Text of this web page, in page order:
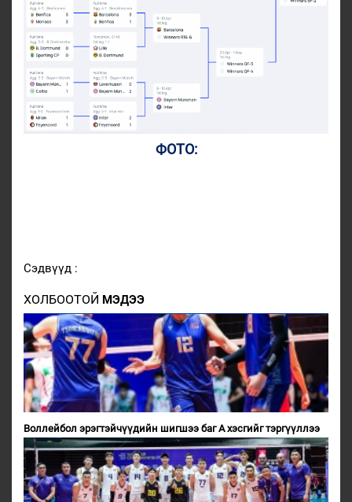
ФОТО:
Сэдвүүд :
ХОЛБООТОЙ МЭДЭЭ
Воллейбол эрэгтэйчүүдийн шигшээ баг А хэсгийг тэргүүллээ